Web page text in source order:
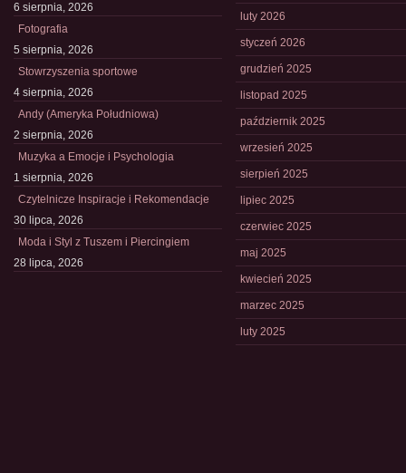
6 sierpnia, 2026
Fotografia
5 sierpnia, 2026
Stowrzyszenia sportowe
4 sierpnia, 2026
Andy (Ameryka Południowa)
2 sierpnia, 2026
Muzyka a Emocje i Psychologia
1 sierpnia, 2026
Czytelnicze Inspiracje i Rekomendacje
30 lipca, 2026
Moda i Styl z Tuszem i Piercingiem
28 lipca, 2026
luty 2026
styczeń 2026
grudzień 2025
listopad 2025
październik 2025
wrzesień 2025
sierpień 2025
lipiec 2025
czerwiec 2025
maj 2025
kwiecień 2025
marzec 2025
luty 2025